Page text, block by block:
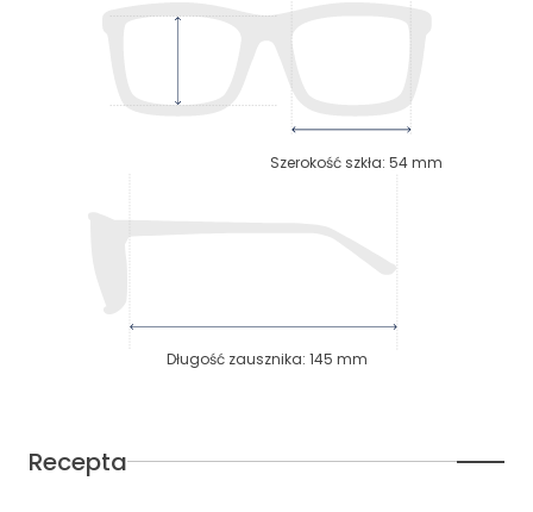
Szerokość szkła: 54mm
Długość zausznika: 145 mm
Recepta